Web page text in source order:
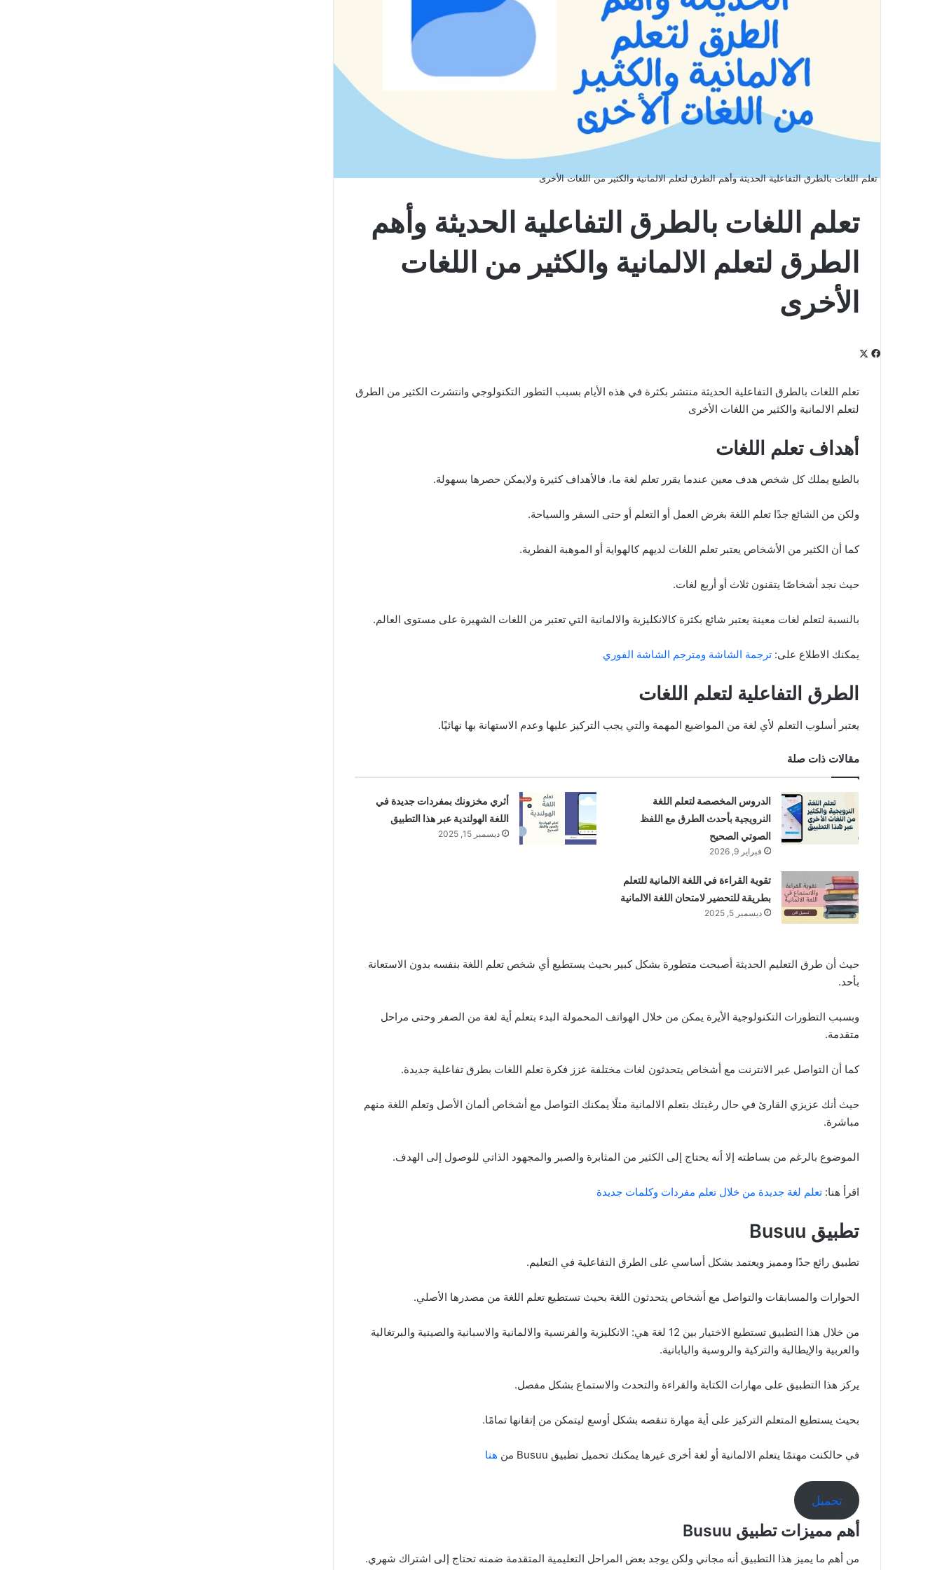
تعلم اللغات بالطرق التفاعلية الحديثة وأهم الطرق لتعلم الالمانية والكثير من اللغات الأخرى
تعلم اللغات بالطرق التفاعلية الحديثة وأهم
الطرق لتعلم الالمانية والكثير من اللغات
الأخرى
فيسبوك
تعلم اللغات بالطرق التفاعلية الحديثة منتشر بكثرة في هذه الأيام بسبب التطور التكنولوجي وانتشرت الكثير من الطرق
لتعلم الالمانية والكثير من اللغات الأخرى
أهداف تعلم اللغات
بالطبع يملك كل شخص هدف معين عندما يقرر تعلم لغة ما، فالأهداف كثيرة ولايمكن حصرها بسهولة.
ولكن من الشائع جدًا تعلم اللغة بغرض العمل أو التعلم أو حتى السفر والسياحة.
كما أن الكثير من الأشخاص يعتبر تعلم اللغات لديهم كالهواية أو الموهبة الفطرية.
حيث نجد أشخاصًا يتقنون ثلاث أو أربع لغات.
بالنسبة لتعلم لغات معينة يعتبر شائع بكثرة كالانكليزية والالمانية التي تعتبر من اللغات الشهيرة على مستوى العالم.
يمكنك الاطلاع على: ترجمة الشاشة ومترجم الشاشة الفوري
الطرق التفاعلية لتعلم اللغات
يعتبر أسلوب التعلم لأي لغة من المواضيع المهمة والتي يجب التركيز عليها وعدم الاستهانة بها نهائيًا.
مقالات ذات صلة
الدروس المخصصة لتعلم اللغة
النرويجية بأحدث الطرق مع اللفظ
الصوتي الصحيح
فبراير 9, 2026
أثري مخزونك بمفردات جديدة في
اللغة الهولندية عبر هذا التطبيق
ديسمبر 15, 2025
تقوية القراءة في اللغة الالمانية للتعلم
بطريقة للتحضير لامتحان اللغة الالمانية
ديسمبر 5, 2025
حيث أن طرق التعليم الحديثة أصبحت متطورة بشكل كبير بحيث يستطيع أي شخص تعلم اللغة بنفسه بدون الاستعانة
بأحد.
وبسبب التطورات التكنولوجية الأيرة يمكن من خلال الهواتف المحمولة البدء بتعلم أية لغة من الصفر وحتى مراحل
متقدمة.
كما أن التواصل عبر الانترنت مع أشخاص يتحدثون لغات مختلفة عزز فكرة تعلم اللغات بطرق تفاعلية جديدة.
حيث أنك عزيزي القارئ في حال رغبتك بتعلم الالمانية مثلًا يمكنك التواصل مع أشخاص ألمان الأصل وتعلم اللغة منهم
مباشرة.
الموضوع بالرغم من بساطته إلا أنه يحتاج إلى الكثير من المثابرة والصبر والمجهود الذاتي للوصول إلى الهدف.
اقرأ هنا: تعلم لغة جديدة من خلال تعلم مفردات وكلمات جديدة
تطبيق Busuu
تطبيق رائع جدًا ومميز ويعتمد بشكل أساسي على الطرق التفاعلية في التعليم.
الحوارات والمسابقات والتواصل مع أشخاص يتحدثون اللغة بحيث تستطيع تعلم اللغة من مصدرها الأصلي.
من خلال هذا التطبيق تستطيع الاختيار بين 12 لغة هي: الانكليزية والفرنسية والالمانية والاسبانية والصينية والبرتغالية
والعربية والإيطالية والتركية والروسية واليابانية.
يركز هذا التطبيق على مهارات الكتابة والقراءة والتحدث والاستماع بشكل مفصل.
بحيث يستطيع المتعلم التركيز على أية مهارة تنقصه بشكل أوسع ليتمكن من إتقانها تمامًا.
في حالكنت مهتمًا يتعلم الالمانية أو لغة أخرى غيرها يمكنك تحميل تطبيق Busuu من هنا
تحميل
أهم مميزات تطبيق Busuu
من أهم ما يميز هذا التطبيق أنه مجاني ولكن يوجد بعض المراحل التعليمية المتقدمة ضمنه تحتاج إلى اشتراك شهري.